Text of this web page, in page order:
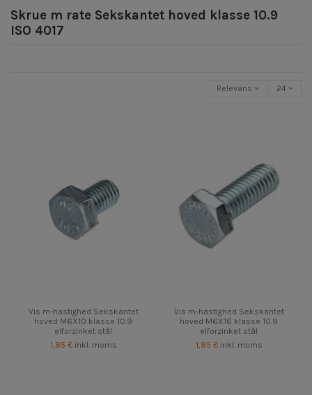
Skrue m rate Sekskantet hoved klasse 10.9
ISO 4017
Relevans 24
Vis m-hastighed Sekskantet
hoved M6X10 klasse 10.9
elforzinket stål
1,85 € inkl. moms
Vis m-hastighed Sekskantet
hoved M6X16 klasse 10.9
elforzinket stål
1,85 € inkl. moms